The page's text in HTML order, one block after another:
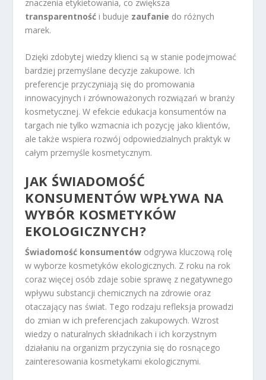
znaczenia etykietowania, co zwiększa
transparentność i buduje zaufanie do różnych
marek.
Dzięki zdobytej wiedzy klienci są w stanie podejmować
bardziej przemyślane decyzje zakupowe. Ich
preferencje przyczyniają się do promowania
innowacyjnych i zrównoważonych rozwiązań w branży
kosmetycznej. W efekcie edukacja konsumentów na
targach nie tylko wzmacnia ich pozycję jako klientów,
ale także wspiera rozwój odpowiedzialnych praktyk w
całym przemyśle kosmetycznym.
JAK ŚWIADOMOŚĆ
KONSUMENTÓW WPŁYWA NA
WYBÓR KOSMETYKÓW
EKOLOGICZNYCH?
Świadomość konsumentów odgrywa kluczową rolę
w wyborze kosmetyków ekologicznych. Z roku na rok
coraz więcej osób zdaje sobie sprawę z negatywnego
wpływu substancji chemicznych na zdrowie oraz
otaczający nas świat. Tego rodzaju refleksja prowadzi
do zmian w ich preferencjach zakupowych. Wzrost
wiedzy o naturalnych składnikach i ich korzystnym
działaniu na organizm przyczynia się do rosnącego
zainteresowania kosmetykami ekologicznymi.